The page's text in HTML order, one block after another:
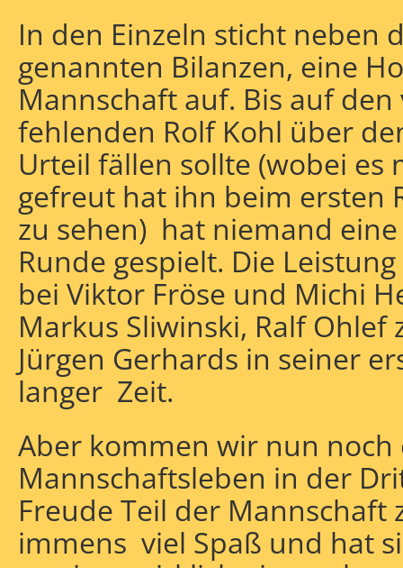
In den Einzeln sticht neben
genannten Bilanzen, eine
Mannschaft auf. Bis auf
fehlenden Rolf Kohl über
Urteil fällen sollte (wobei es
gefreut hat ihn beim ersten
zu sehen) hat niemand
Runde gespielt. Die
bei Viktor Fröse und Michi
Markus Sliwinski, Ralf
Jürgen Gerhards in seiner
langer Zeit.
Aber kommen wir nun
Mannschaftsleben in der
Freude Teil der Mannschaft
immens viel Spaß und hat